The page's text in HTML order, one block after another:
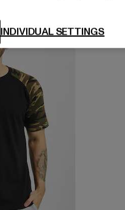
INDIVIDUAL SETTINGS